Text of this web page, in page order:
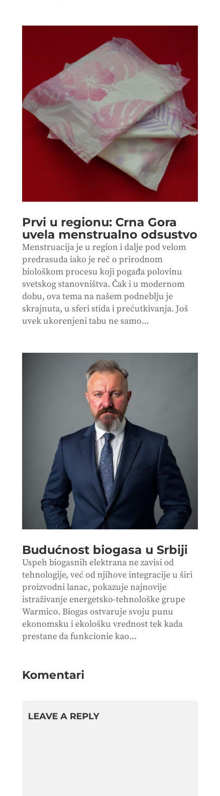
Prvi u regionu: Crna Gora
uvela menstrualno odsustvo
Menstruacija je u region i dalje pod velom
predrasuda iako je reč o prirodnom
biološkom procesu koji pogađa polovinu
svetskog stanovništva. Čak i u modernom
dobu, ova tema na našem podneblju je
skrajnuta, u sferi stida i prećutkivanja. Još
uvek ukorenjeni tabu ne samo...
Budućnost biogasa u Srbiji
Uspeh biogasnih elektrana ne zavisi od
tehnologije, već od njihove integracije u širi
proizvodni lanac, pokazuje najnovije
istraživanje energetsko-tehnološke grupe
Warmico. Biogas ostvaruje svoju punu
ekonomsku i ekološku vrednost tek kada
prestane da funkcionie kao...
Komentari
LEAVE A REPLY